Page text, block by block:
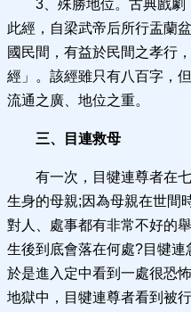
3、殊勝地位。古典戲
此經，自梁武帝后所行盂蘭
國民間，有益於民間之孝行
經」。該經雖只有八百字，
流通之廣、地位之重。
三、目連救母
有一次，目犍連尊者在
生身的母親;因為母親在世間
對人、處事都有非常不好的
生後到底會落在何處?目犍連
於是進入定中看到一處很恐
地獄中，目犍連尊者看到被